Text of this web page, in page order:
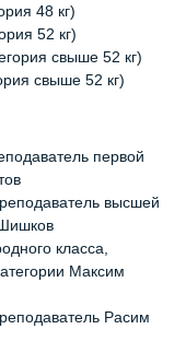
48 кг)
52 кг)
свыше 52 кг)
свыше 52 кг)
первой
высшей
класса,
Максим
Расим